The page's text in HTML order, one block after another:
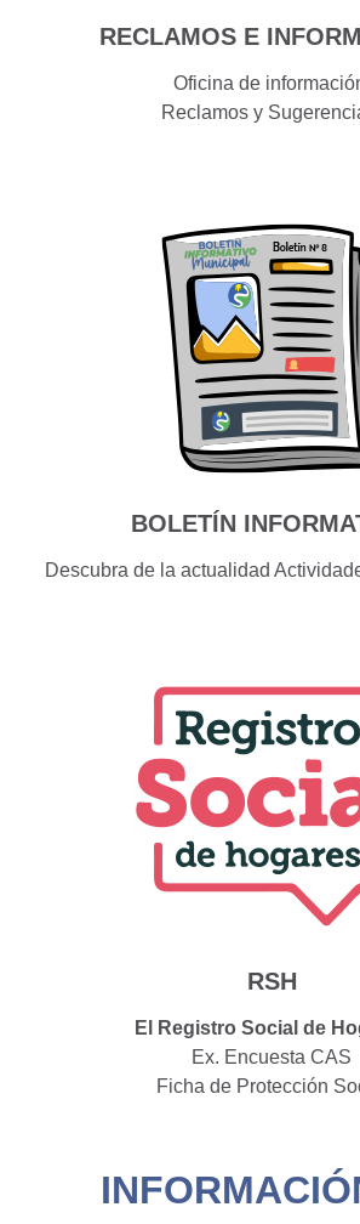
RECLAMOS E
Oficina de
Reclamos y
BOLETÍN
Descubra de la actualidad
RSH
El Registro Social de
Ex. Encuesta CAS
Ficha de Protección